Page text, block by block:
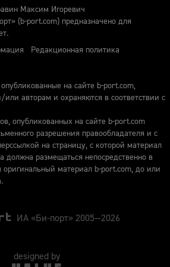
Максим Игоревич
(b-port.com) предназначено для
Редакционная политика
на сайте b-port.com,
авторам и охраняются в соответствии с
опубликованных на сайте b-port.com
разрешения правообладателя и с
на страницу, с которой материал
должна размещаться непосредственно в
оригинальный материал b-port.com, до или
ИА «Би-порт» 2005—2026
designed by